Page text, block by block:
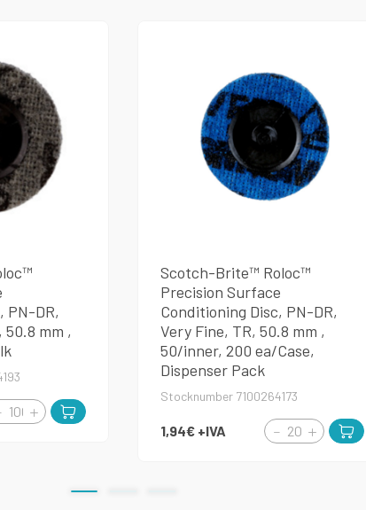
PN-DR,
50.8 mm ,
Scotch-Brite™ Roloc™
Precision Surface
Conditioning Disc, PN-DR,
Very Fine, TR, 50.8 mm ,
50/inner, 200 ea/Case,
Dispenser Pack
Stocknumber 7100264173
1,94€ +IVA